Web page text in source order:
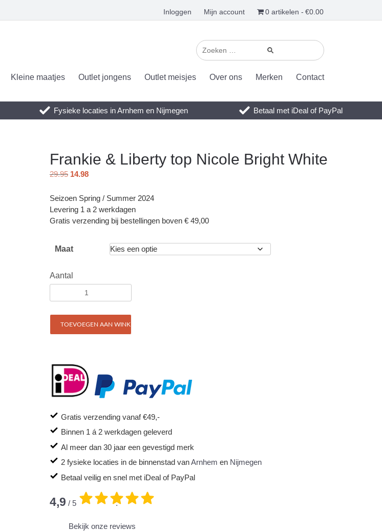
Inloggen Mijn account 0 artikelen €0.00
Kleine maatjes Outlet jongens Outlet meisjes Over ons Merken Contact
Fysieke locaties in Arnhem en Nijmegen Betaal met iDeal of PayPal
Frankie & Liberty top Nicole Bright White
29.95 14.98
Seizoen Spring / Summer 2024
Levering 1 a 2 werkdagen
Gratis verzending bij bestellingen boven € 49,00
Maat
Aantal
TOEVOEGEN AAN WINKELWAGEN
Gratis verzending vanaf €49,-
Binnen 1 á 2 werkdagen geleverd
Al meer dan 30 jaar een gevestigd merk
2 fysieke locaties in de binnenstad vanArnhem en Nijmegen
Betaal veilig en snel met iDeal of PayPal
4,9 / 5 .
Bekijk onze reviews